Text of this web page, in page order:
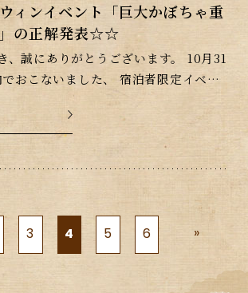
ンイベント「巨大かぼちゃ重
の正解発表☆☆
、誠にありがとうございます。 10月31
おこないました、 宿泊者限定イベン
重量当てクイズ」の正解を発表させて
解の重量は「67㎏」で […]
3 4 5 6 »